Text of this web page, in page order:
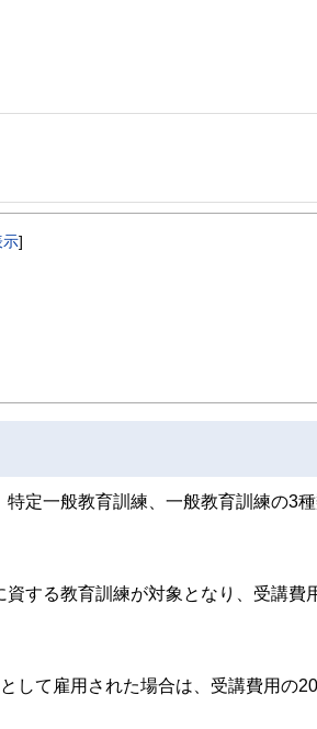
示]
定一般教育訓練、一般教育訓練の3
する教育訓練が対象となり、受講費
して雇用された場合は、受講費用の